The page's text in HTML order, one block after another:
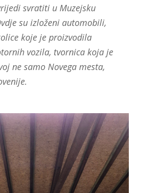
svratiti u Muzejsku
su izloženi automobili,
koje je proizvodila
vozila, tvornica koja je
ne samo Novega mesta,